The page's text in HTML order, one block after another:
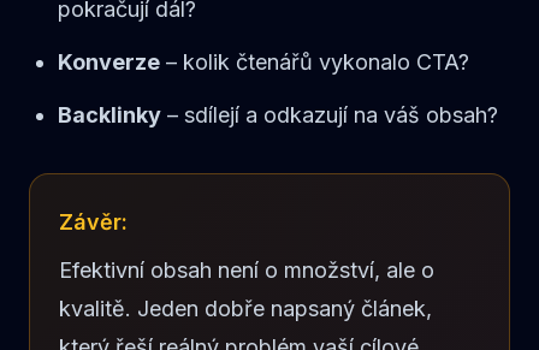
pokračují dál?
Konverze – kolik čtenářů vykonalo CTA?
Backlinky – sdílejí a odkazují na váš obsah?
Závěr:
Efektivní obsah není o množství, ale o
kvalitě. Jeden dobře napsaný článek,